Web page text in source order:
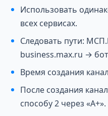
Использовать
всех сервисах.
Следовать пути:
business.max.ru →
Время создания
После создания
способу 2 через «А+».